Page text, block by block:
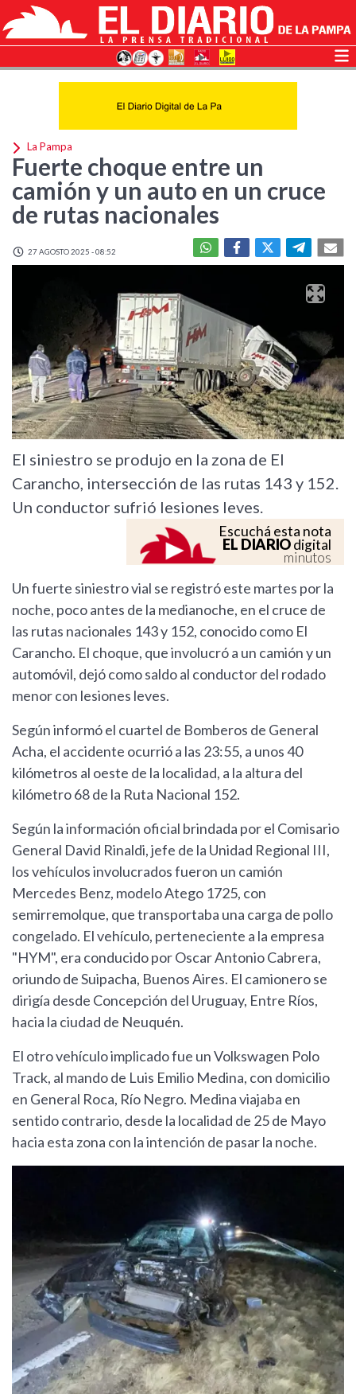
La Pampa
Fuerte choque entre un
camión y un auto en un cruce
de rutas nacionales
27 AGOSTO 2025 - 08:52
El siniestro se produjo en la zona de El
Carancho, intersección de las rutas 143 y 152.
Un conductor sufrió lesiones leves.
Escuchá esta nota
EL DIARIOdigital
minutos
Un fuerte siniestro vial se registró este martes por la
noche, poco antes de la medianoche, en el cruce de
las rutas nacionales 143 y 152, conocido como El
Carancho. El choque, que involucró a un camión y un
automóvil, dejó como saldo al conductor del rodado
menor con lesiones leves.
Según informó el cuartel de Bomberos de General
Acha, el accidente ocurrió a las 23:55, a unos 40
kilómetros al oeste de la localidad, a la altura del
kilómetro 68 de la Ruta Nacional 152.
Según la información oficial brindada por el Comisario
General David Rinaldi, jefe de la Unidad Regional III,
los vehículos involucrados fueron un camión
Mercedes Benz, modelo Atego 1725, con
semirremolque, que transportaba una carga de pollo
congelado. El vehículo, perteneciente a la empresa
"HYM", era conducido por Oscar Antonio Cabrera,
oriundo de Suipacha, Buenos Aires. El camionero se
dirigía desde Concepción del Uruguay, Entre Ríos,
hacia la ciudad de Neuquén.
El otro vehículo implicado fue un Volkswagen Polo
Track, al mando de Luis Emilio Medina, con domicilio
en General Roca, Río Negro. Medina viajaba en
sentido contrario, desde la localidad de 25 de Mayo
hacia esta zona con la intención de pasar la noche.